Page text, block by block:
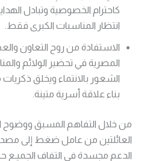
كاحترام الخصوصية وتبادل
انتظار المناسبات الكبرى فقط.
الاستفادة من روح التعاون
المصرية في تحضير الولائم
الشعور بالانتماء ويخلق
بناء علاقة أسرية متينة.
من خلال التفاهم المسبق ووضوح
العائلتين من عامل ضغط إلى
الدعم مجسدة في التفاف